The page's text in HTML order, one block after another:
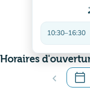
10:30–16:30
Horaires
chevron_left calendar_today
.